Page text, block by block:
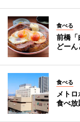
食べる
前橋「
どー
食べる
メト
食べ